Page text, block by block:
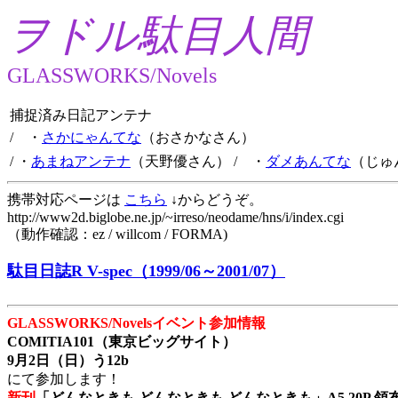
ヲドル駄目人間
GLASSWORKS/Novels
捕捉済み日記アンテナ
/ ・ さかにゃんてな （おさかなさん）
/ ・ あまねアンテナ （天野優さん） / ・ ダメあんてな （じ
携帯対応ページは こちら ↓からどうぞ。
http://www2d.biglobe.ne.jp/~irreso/neodame/hns/i/index.cgi
（動作確認：ez / willcom / FORMA)
駄目日誌R V-spec（1999/06～2001/07）
GLASSWORKS/Novelsイベント参加情報
COMITIA101（東京ビッグサイト）
9月2日（日）う12b
にて参加します！